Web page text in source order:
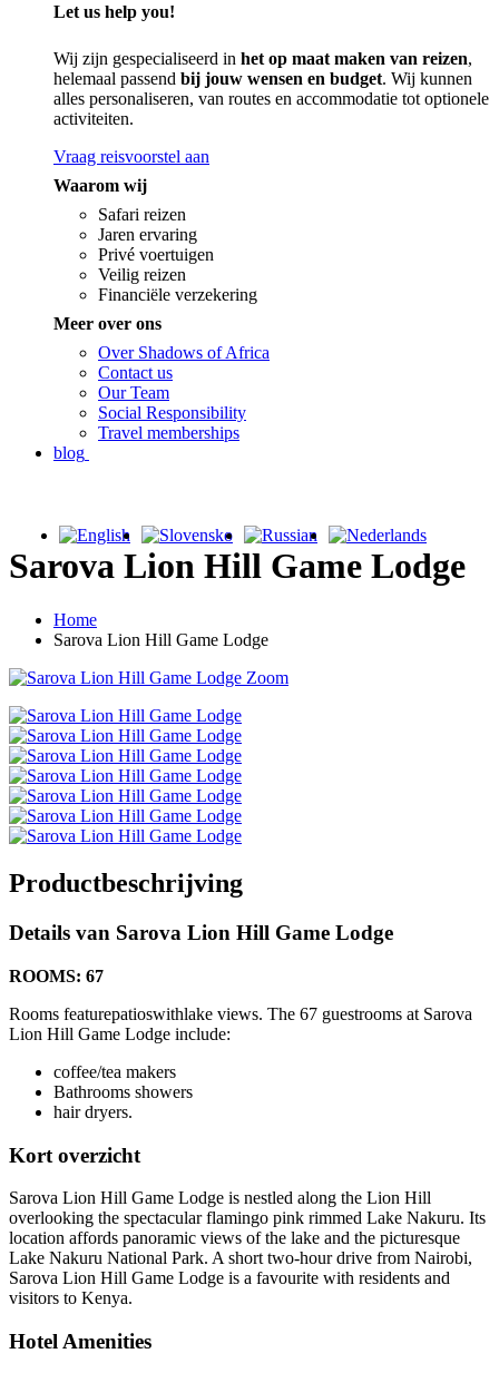
Let us help you!
Wij zijn gespecialiseerd in het op maat maken van reizen,
helemaal passend bij jouw wensen en budget. Wij kunnen
alles personaliseren, van routes en accommodatie tot optionele
activiteiten.
Vraag reisvoorstel aan
Waarom wij
Safari reizen
Jaren ervaring
Privé voertuigen
Veilig reizen
Financiële verzekering
Meer over ons
Over Shadows of Africa
Contact us
Our Team
Social Responsibility
Travel memberships
blog
Sarova Lion Hill Game Lodge
Home
Sarova Lion Hill Game Lodge
Zoom
Productbeschrijving
Details van Sarova Lion Hill Game Lodge
ROOMS: 67
Rooms featurepatioswithlake views. The 67 guestrooms at Sarova
Lion Hill Game Lodge include:
coffee/tea makers
Bathrooms showers
hair dryers.
Kort overzicht
Sarova Lion Hill Game Lodge is nestled along the Lion Hill
overlooking the spectacular flamingo pink rimmed Lake Nakuru. Its
location affords panoramic views of the lake and the picturesque
Lake Nakuru National Park. A short two-hour drive from Nairobi,
Sarova Lion Hill Game Lodge is a favourite with residents and
visitors to Kenya.
Hotel Amenities